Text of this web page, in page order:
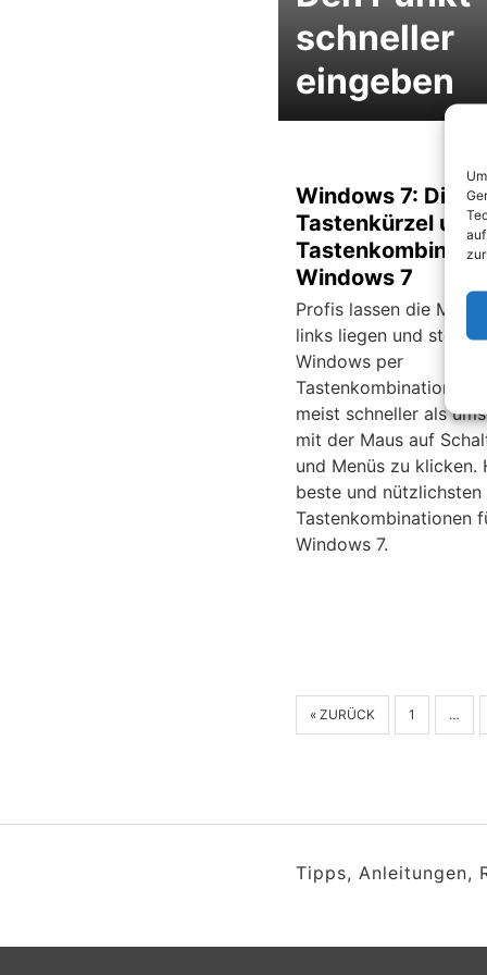
schneller
eingeben
Windows 7: Die
Tastenkürzel und
Windows 7
Profis lassen die Maus
links liegen und
Windows per
Tastenkombinationen.
meist schneller als
mit der Maus auf
und Menüs zu klicken.
beste und nützlichsten
Tastenkombinationen
Windows 7.
« ZURÜCK 1 …
Tipps, Anleitungen,